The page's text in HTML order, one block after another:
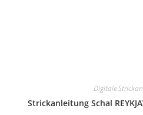
Digitale
Strickanleitung Schal